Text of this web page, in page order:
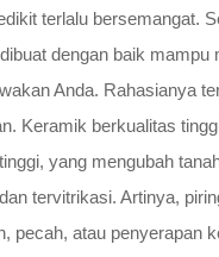
terlalu bersemangat.
dengan baik mampu
Anda. Rahasianya
Keramik berkualitas
yang mengubah
tervitrikasi. Artinya,
pecah, atau penyerapan